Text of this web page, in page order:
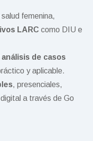
femenina,
LARC como DIU e
de casos
y aplicable.
, presenciales,
a través de Go